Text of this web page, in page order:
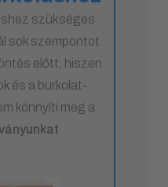
szükséges
sok szempontot
előtt, hiszen
és a burkolat-
könnyíti meg a